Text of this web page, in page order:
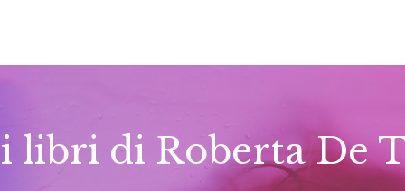
libri di Roberta De